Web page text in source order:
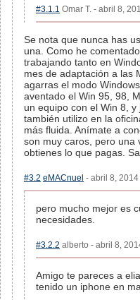
#3.1.1 Omar T. - abril 8,
Se nota que nunca has
una. Como he
trabajando tanto en
mes de adaptación a las
agarras el modo
aventado el Win 95, 98,
un equipo con el Win 8,
también utilizo en la
más fluida. Anímate a
son muy caros, pero una
obtienes lo que pagas.
#3.2 eMACnuel - abril 8,
pero mucho mejor es
necesidades.
#3.2.2 alberto - abril 8,
Amigo te pareces a
tenido un iphone en